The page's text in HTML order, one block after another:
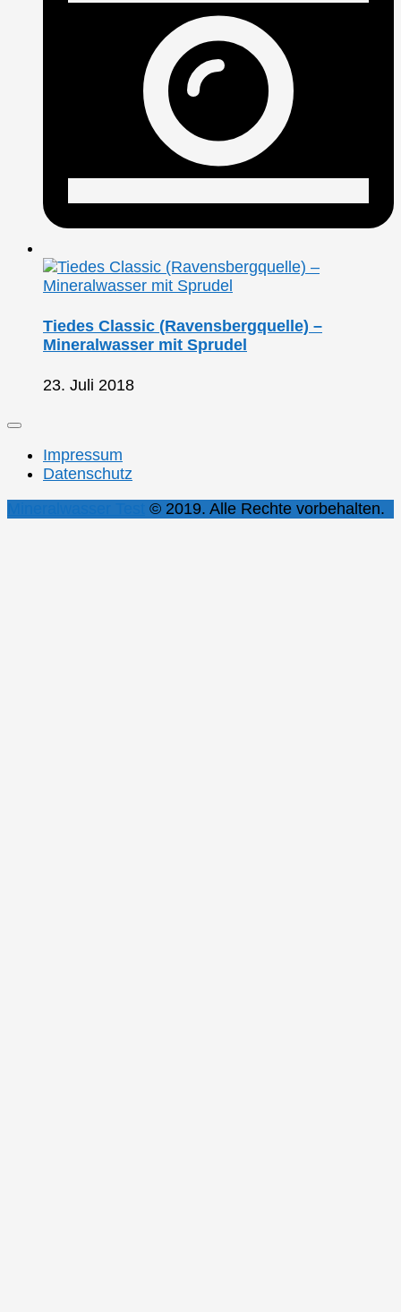
Tiedes Classic (Ravensbergquelle) –
Mineralwasser mit Sprudel
23. Juli 2018
Impressum
Datenschutz
© 2019. Alle Rechte vorbehalten.